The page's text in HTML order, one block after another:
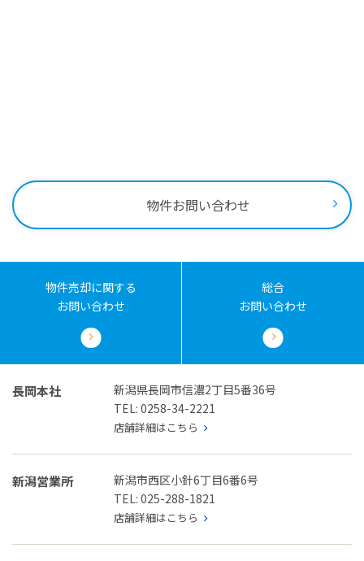
物件お問い合わせ
物件売却に関する
お問い合わせ
総合
お問い合わせ
長岡本社
新潟県長岡市信濃2丁目5番36号
TEL: 0258-34-2221
店舗詳細はこちら
新潟営業所
新潟市西区小針6丁目6番6号
TEL: 025-288-1821
店舗詳細はこちら